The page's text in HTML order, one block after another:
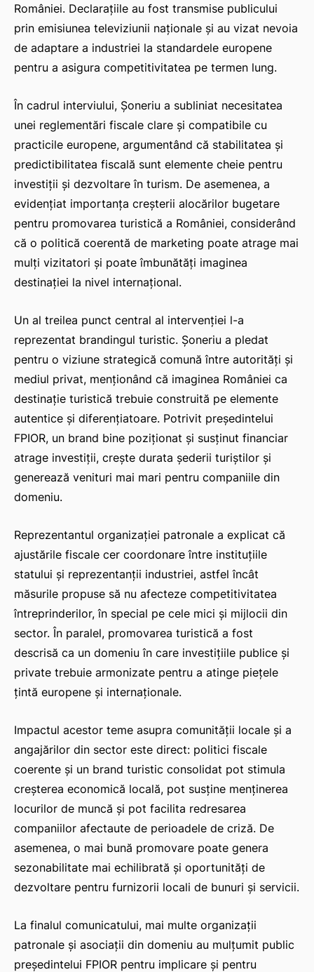
României. Declarațiile au fost transmise publicului
prin emisiunea televiziunii naționale și au vizat nevoia
de adaptare a industriei la standardele europene
pentru a asigura competitivitatea pe termen lung.
În cadrul interviului, Șoneriu a subliniat necesitatea
unei reglementări fiscale clare și compatibile cu
practicile europene, argumentând că stabilitatea și
predictibilitatea fiscală sunt elemente cheie pentru
investiții și dezvoltare în turism. De asemenea, a
evidențiat importanța creșterii alocărilor bugetare
pentru promovarea turistică a României, considerând
că o politică coerentă de marketing poate atrage mai
mulți vizitatori și poate îmbunătăți imaginea
destinației la nivel internațional.
Un al treilea punct central al intervenției l-a
reprezentat brandingul turistic. Șoneriu a pledat
pentru o viziune strategică comună între autorități și
mediul privat, menționând că imaginea României ca
destinație turistică trebuie construită pe elemente
autentice și diferențiatoare. Potrivit președintelui
FPIOR, un brand bine poziționat și susținut financiar
atrage investiții, crește durata șederii turiștilor și
generează venituri mai mari pentru companiile din
domeniu.
Reprezentantul organizației patronale a explicat că
ajustările fiscale cer coordonare între instituțiile
statului și reprezentanții industriei, astfel încât
măsurile propuse să nu afecteze competitivitatea
întreprinderilor, în special pe cele mici și mijlocii din
sector. În paralel, promovarea turistică a fost
descrisă ca un domeniu în care investițiile publice și
private trebuie armonizate pentru a atinge piețele
țintă europene și internaționale.
Impactul acestor teme asupra comunității locale și a
angajărilor din sector este direct: politici fiscale
coerente și un brand turistic consolidat pot stimula
creșterea economică locală, pot susține menținerea
locurilor de muncă și pot facilita redresarea
companiilor afectaute de perioadele de criză. De
asemenea, o mai bună promovare poate genera
sezonabilitate mai echilibrată și oportunități de
dezvoltare pentru furnizorii locali de bunuri și servicii.
La finalul comunicatului, mai multe organizații
patronale și asociații din domeniu au mulțumit public
președintelui FPIOR pentru implicare și pentru